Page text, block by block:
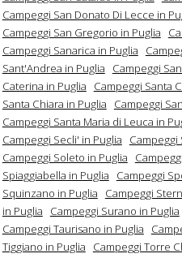
Campeggi San Donato Di Lecce in
Campeggi San Gregorio in Puglia
Campeggi Sanarica in Puglia
Sant'Andrea in Puglia
Campeggi
Caterina in Puglia
Campeggi Santa
Santa Chiara in Puglia
Campeggi
Campeggi Santa Maria di Leuca in
Campeggi Secli' in Puglia
Campeggi
Campeggi Soleto in Puglia
Spiaggiabella in Puglia
Campeggi
Squinzano in Puglia
Campeggi
in Puglia
Campeggi Surano in Puglia
Campeggi Taurisano in Puglia
Tiggiano in Puglia
Campeggi Torre